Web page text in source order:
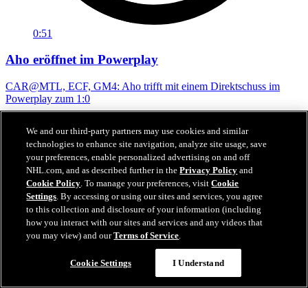
0:51
Aho eröffnet im Powerplay
CAR@MTL, ECF, GM4: Aho trifft mit einem Direktschuss im
Powerplay zum 1:0
We and our third-party partners may use cookies and similar
technologies to enhance site navigation, analyze site usage, save
your preferences, enable personalized advertising on and off
NHL.com, and as described further in thePrivacy Policy and
Cookie Policy. To manage your preferences, visitCookie
Settings. By accessing or using our sites and services, you agree
to this collection and disclosure of your information (including
how you interact with our sites and services and any videos that
you may view) and ourTerms of Service.
Cookie Settings I Understand